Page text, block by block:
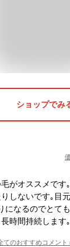
ショップでみ
がオススメです
しないです｡目
になるのでとて
時間持続します｡
てのおすすめコメント